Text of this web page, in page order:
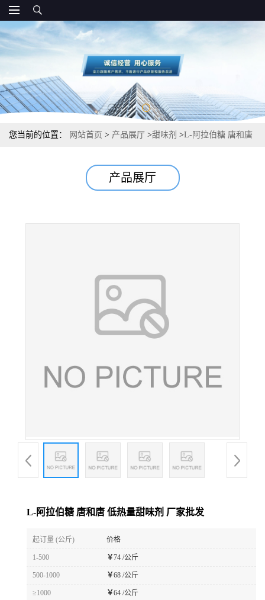
您当前的位置： 网站首页 > 产品展厅 >甜味剂 >L-阿拉伯糖 唐和唐
产品展厅
L-阿拉伯糖 唐和唐 低热量甜味剂 厂家批发
起订量 (公斤) 价格
1-500 ￥74 /公斤
500-1000 ￥68 /公斤
≥1000 ￥64 /公斤